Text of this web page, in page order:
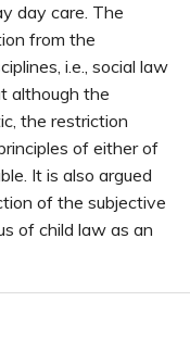
day care. The
from the
i.e., social law
although the
the restriction
of either of
It is also argued
of the subjective
of child law as an